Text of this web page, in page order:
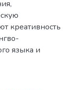
креативность
языка и